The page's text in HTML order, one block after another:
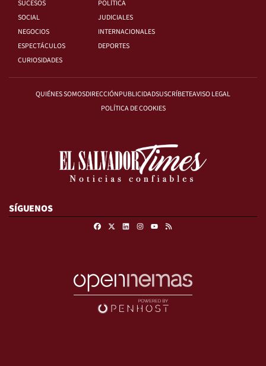
SUCESOS
POLÍTICA
SOCIAL
JUDICIALES
NEGOCIOS
INTERNACIONALES
ESPECTÁCULOS
DEPORTES
CURIOSIDADES
QUIÉNES SOMOSDIRECCIÓNPUBLICIDADSUSCRÍBETEAVISO LEGAL
POLÍTICA DE COOKIES
SÍGUENOS
FacebookLinkedinInstagram